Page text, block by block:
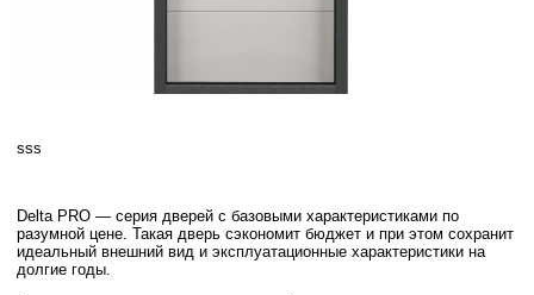
sss
Delta PRO — серия дверей с базовыми характеристиками по
разумной цене. Такая дверь сэкономит бюджет и при этом сохранит
идеальный внешний вид и эксплуатационные характеристики на
долгие годы.